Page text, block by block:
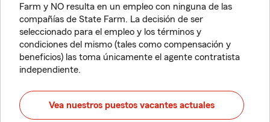
Farm y NO resulta en un empleo con ninguna de las
compañías de State Farm. La decisión de ser
seleccionado para el empleo y los términos y
condiciones del mismo (tales como compensación y
beneficios) las toma únicamente el agente contratista
independiente.
Vea nuestros puestos vacantes actuales